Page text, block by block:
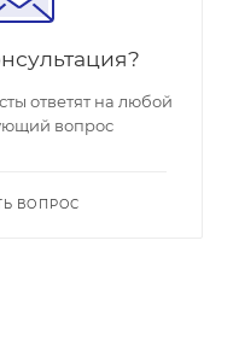
ответят на любой
вопрос
ВОПРОС